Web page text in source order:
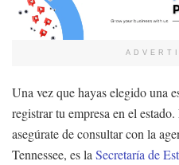
Una vez que hayas elegido una
registrar tu empresa en el
asegúrate de consultar con la
Tennessee, es la Secretaría de